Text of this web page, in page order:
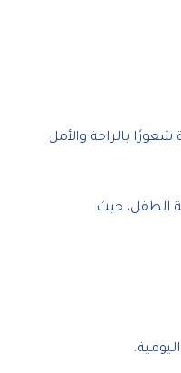
بالراحة والأمل
الطفل، حيث: